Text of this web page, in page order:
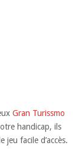
Gran Turissmo
handicap, ils
facile d’accès.